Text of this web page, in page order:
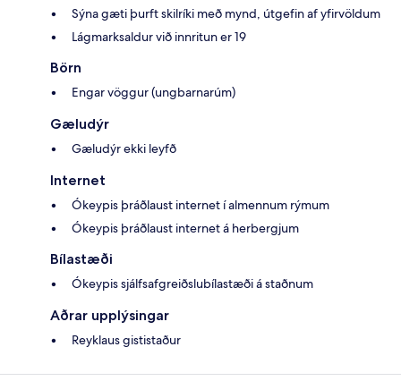
Sýna gæti þurft skilríki með mynd, útgefin af yfirvöldum
Lágmarksaldur við innritun er 19
Börn
Engar vöggur (ungbarnarúm)
Gæludýr
Gæludýr ekki leyfð
Internet
Ókeypis þráðlaust internet í almennum rýmum
Ókeypis þráðlaust internet á herbergjum
Bílastæði
Ókeypis sjálfsafgreiðslubílastæði á staðnum
Aðrar upplýsingar
Reyklaus gististaður